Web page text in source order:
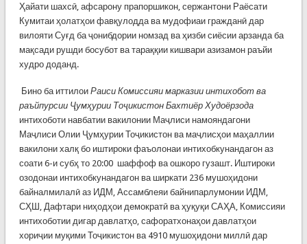
Ҳайати шахсӣ, афсарону прапоршикон, сержантони Раёсати
Кумитаи ҳолатҳои фавқулодда ва мудофиаи гражданӣ дар
вилояти Суғд ба ҷонибдории номзад ва ҳизби сиёсии арзанда ба
мақсади рушди босубот ва тараққии кишвари азизамон раъйи
худро доданд.
Бино ба иттилои Раиси Комиссияи марказии интихобот ва
раъйпурсии Ҷумҳурии Тоҷикистон Бахтиёр Худоёрзода
интихоботи навбатии вакилонии Маҷлиси намояндагони
Маҷлиси Олии Ҷумҳурии Тоҷикистон ва маҷлисҳои маҳаллии
вакилони халқ бо иштироки фаъолонаи интихобкунандагон аз
соати 6-и субҳ то 20:00 шаффоф ва ошкоро гузашт. Иштироки
озодонаи интихобкунандагон ва ширкати 236 мушоҳидони
байналмилалӣ аз ИДМ, Ассамблеяи байнипарлумонии ИДМ,
СҲШ, Дафтари ниҳодҳои демократӣ ва ҳуқуқи САҲА, Комиссияи
интихоботии дигар давлатҳо, сафоратхонаҳои давлатҳои
хориҷии муқими Тоҷикистон ва 4910 мушоҳидони миллӣ дар